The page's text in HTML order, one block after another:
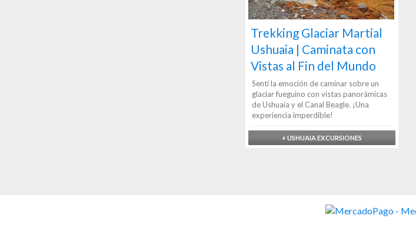
Trekking Glaciar Martial
Ushuaia | Caminata con
Vistas al Fin del Mundo
Sentí la emoción de caminar sobre un
glaciar fueguino con vistas panorámicas
de Ushuaia y el Canal Beagle. ¡Una
experiencia imperdible!
+ USHUAIA EXCURSIONES